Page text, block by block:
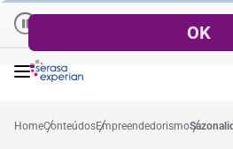
Empresas | Recuperação de
ano
HomeConteúdosEmpreendedorismo